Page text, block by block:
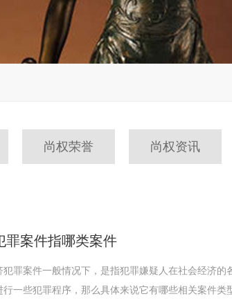
尚权荣誉 尚权资讯
罪案件指哪类案件
案件一般情况下，是指犯罪嫌疑人在社会经济的
行一些犯罪程序，那么具体来说它有哪些相关案件类